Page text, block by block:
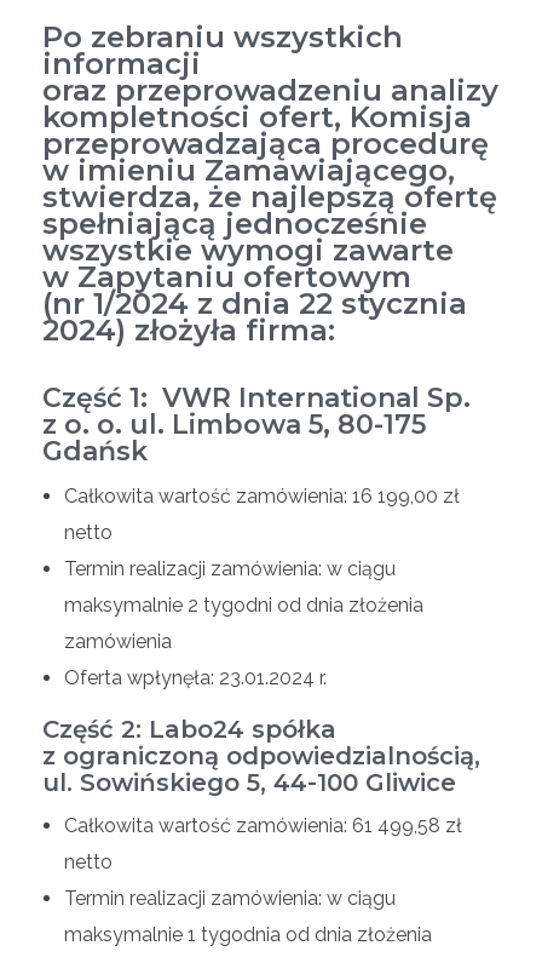
Po zebraniu wszystkich
informacji
oraz przeprowadzeniu analizy
kompletności ofert, Komisja
przeprowadzająca procedurę
w imieniu Zamawiającego,
stwierdza, że najlepszą ofertę
spełniającą jednocześnie
wszystkie wymogi zawarte
w Zapytaniu ofertowym
(nr 1/2024 z dnia 22 stycznia
2024) złożyła firma:
Część 1: VWR International Sp.
z o. o. ul. Limbowa 5, 80-175
Gdańsk
Całkowita wartość zamówienia: 16 199,00 zł
netto
Termin realizacji zamówienia: w ciągu
maksymalnie 2 tygodni od dnia złożenia
zamówienia
Oferta wpłynęła: 23.01.2024 r.
Część 2: Labo24 spółka
z ograniczoną odpowiedzialnością,
ul. Sowińskiego 5, 44-100 Gliwice
Całkowita wartość zamówienia: 61 499,58 zł
netto
Termin realizacji zamówienia: w ciągu
maksymalnie 1 tygodnia od dnia złożenia